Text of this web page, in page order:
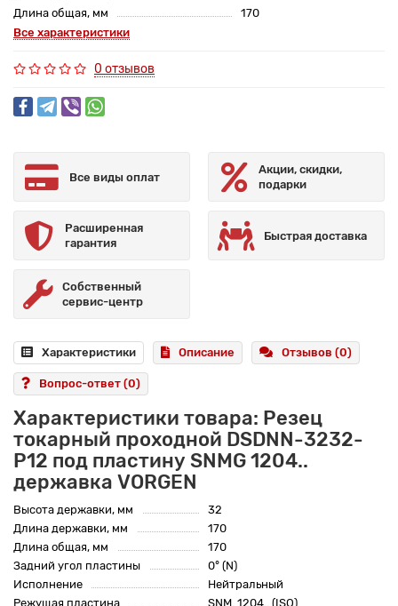
Длина общая, мм
170
Все характеристики
0 отзывов
Все виды оплат
Акции, скидки,
подарки
Расширенная
гарантия
Быстрая доставка
Собственный
сервис-центр
Характеристики Описание Отзывов (0)
Вопрос-ответ (0)
Характеристики товара: Резец
токарный проходной DSDNN-3232-
P12 под пластину SNMG 1204..
державка VORGEN
Высота державки, мм
32
Длина державки, мм
170
Длина общая, мм
170
Задний угол пластины
0° (N)
Исполнение
Нейтральный
Режущая пластина
SNM. 1204.. (ISO)